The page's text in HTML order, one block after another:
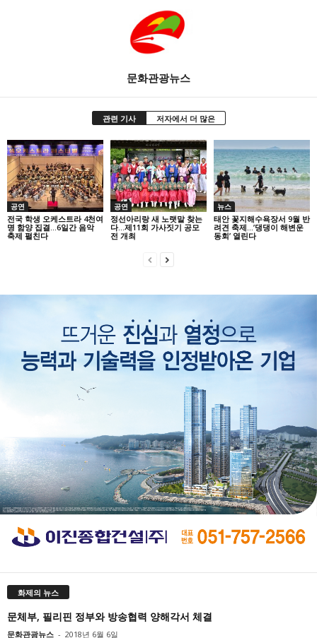
문화관광뉴스
관련 기사 저자에서 더 많은
공연
전국 학생 오케스트라 4천여
명 함양 집결…6일간 음악
축제 펼친다
공연
정선아리랑 새 노랫말 찾는
다…제11회 가사짓기 공모
전 개최
뉴스
태안 꽃지해수욕장서 9월 반
려견 축제…’댕댕이 해변운
동회’ 열린다
화제의 뉴스
문체부, 필리핀 정부와 방송협력 양해각서 체결
문화관광뉴스 - 2018년 6월 6일